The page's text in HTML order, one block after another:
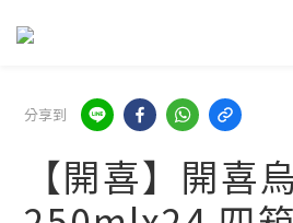
分享到
【開喜】開喜